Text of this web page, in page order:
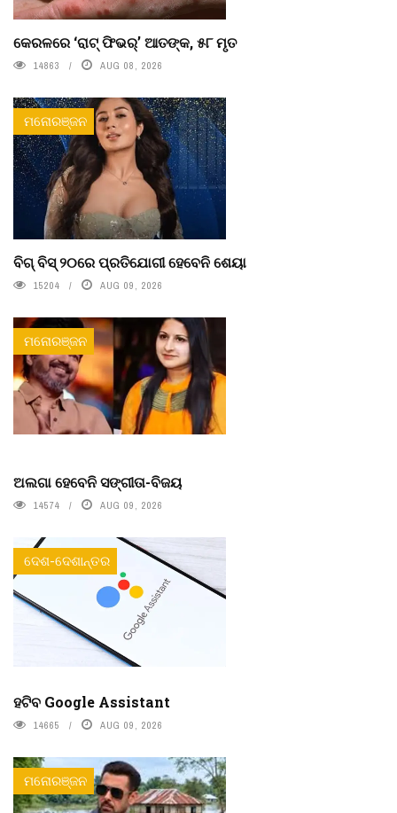
କେରଳରେ ‘ରାଟ୍ ଫିଭର୍’ ଆତଙ୍କ, ୫୮ ମୃତ
14863 AUG 08, 2026
ମନୋରଞ୍ଜନ
ବିଗ୍ ବିସ୍ ୨୦ରେ ପ୍ରତିଯୋଗୀ ହେବେନି ଶେୟା
15204 AUG 09, 2026
ମନୋରଞ୍ଜନ
ଅଲଗା ହେବେନି ସଙ୍ଗୀତା-ବିଜୟ
14574 AUG 09, 2026
ଦେଶ-ଦେଶାନ୍ତର
ହଟିବ Google Assistant
14665 AUG 09, 2026
ମନୋରଞ୍ଜନ